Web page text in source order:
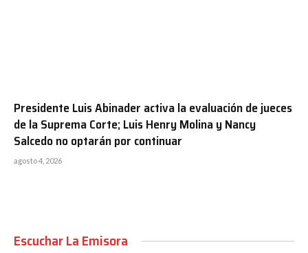
Presidente Luis Abinader activa la evaluación de jueces
de la Suprema Corte; Luis Henry Molina y Nancy
Salcedo no optarán por continuar
agosto 4, 2026
Escuchar La Emisora